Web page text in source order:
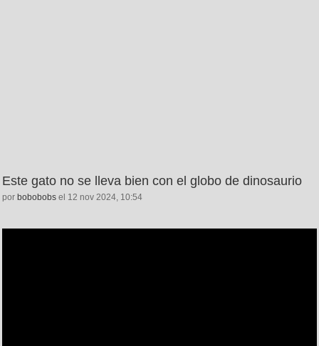
Este gato no se lleva bien con el globo de dinosaurio
por bobobobs el 12 nov 2024, 10:54